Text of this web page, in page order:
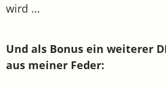
wird ...
Und als Bonus ein weiterer
aus meiner Feder: